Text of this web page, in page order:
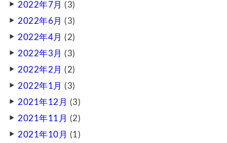
2022年7月 (3)
2022年6月 (3)
2022年4月 (2)
2022年3月 (3)
2022年2月 (2)
2022年1月 (3)
2021年12月 (3)
2021年11月 (2)
2021年10月 (1)